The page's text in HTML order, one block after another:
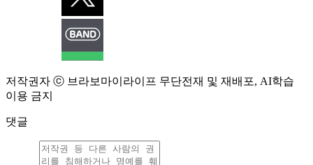
저작권자 ⓒ 브라보마이라이프 무단전재 및 재배포, AI학습
이용 금지
댓글